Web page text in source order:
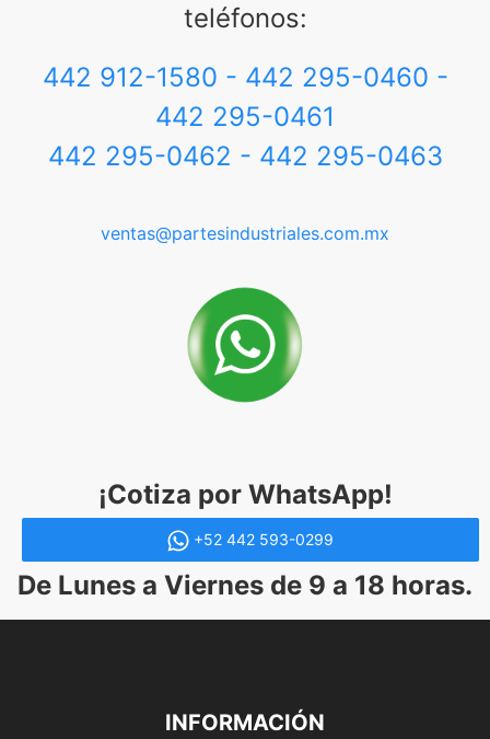
teléfonos:
442 912-1580 - 442 295-0460 -
442 295-0461
442 295-0462 - 442 295-0463
ventas@partesindustriales.com.mx
¡Cotiza por WhatsApp!
+52 442 593-0299
De Lunes a Viernes de 9 a 18 horas.
INFORMACIÓN